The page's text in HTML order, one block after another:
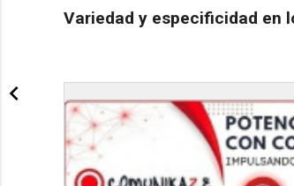
Variedad y especificidad en